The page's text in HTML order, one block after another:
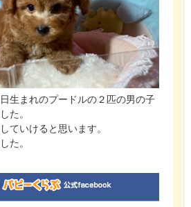
生まれのプードルの２匹の男の子
た。
ていけると思います。
た。